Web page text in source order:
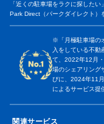
「近くの駐車場をラクに探した
Park Direct（パークダイレクト）
※「月極駐車場の
入をしている不動
て、2022年12月
場のシェアリング
びに、2024年11
によるサービス提
関連サービス